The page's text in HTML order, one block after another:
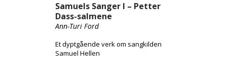
Samuels Sanger I – Petter
Dass-salmene
Ann-Turi Ford
Et dyptgående verk om sangkilden
Samuel Hellen